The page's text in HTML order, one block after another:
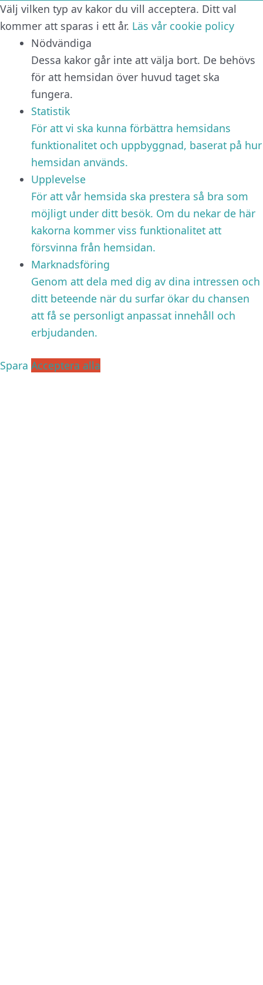
Välj vilken typ av kakor du vill acceptera. Ditt val
kommer att sparas i ett år. Läs vår cookie policy
Nödvändiga
Dessa kakor går inte att välja bort. De behövs
för att hemsidan över huvud taget ska
fungera.
Statistik
För att vi ska kunna förbättra hemsidans
funktionalitet och uppbyggnad, baserat på hur
hemsidan används.
Upplevelse
För att vår hemsida ska prestera så bra som
möjligt under ditt besök. Om du nekar de här
kakorna kommer viss funktionalitet att
försvinna från hemsidan.
Marknadsföring
Genom att dela med dig av dina intressen och
ditt beteende när du surfar ökar du chansen
att få se personligt anpassat innehåll och
erbjudanden.
Spara Acceptera alla